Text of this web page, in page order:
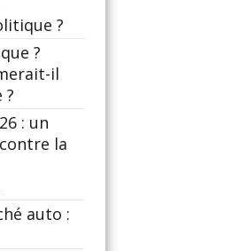
?
?
il
?
: un
la
auto :